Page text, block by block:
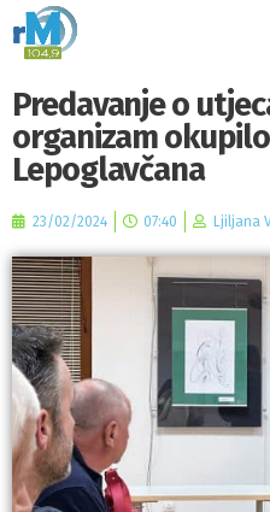
Predavanje o
organizam
Lepoglavčana
23/02/2024 07:40 Ljiljana